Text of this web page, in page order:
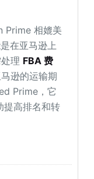
Prime 相媲美
在亚马逊上
理 FBA 费
逊的运输期
Prime，它
提高排名和转